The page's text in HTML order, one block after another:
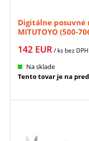
Digitálne posuvné
MITUTOYO (500-
142 EUR/ ks bez DPH
Na sklade
Tento tovar je na